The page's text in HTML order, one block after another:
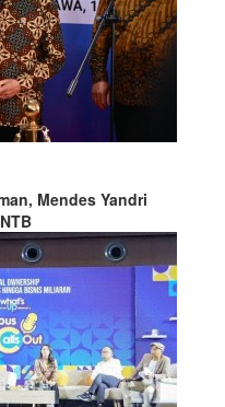
Mendes Yandri